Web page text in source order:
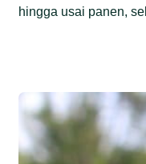
hingga usai panen,